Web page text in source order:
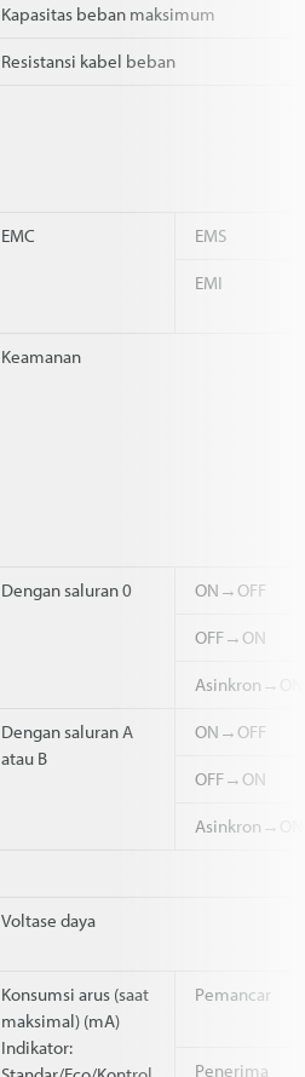
Kapasitas beban maksimum
Resistansi kabel beban
EMC EMS
EMI
Keamanan
Dengan saluran 0 ON→OFF
OFF→ON
Asinkron→ON
Dengan saluran A
atau B
ON→OFF
OFF→ON
Asinkron→ON
Voltase daya
Konsumsi arus (saat
maksimal) (mA)
Indikator:
Pemancar
Penerima